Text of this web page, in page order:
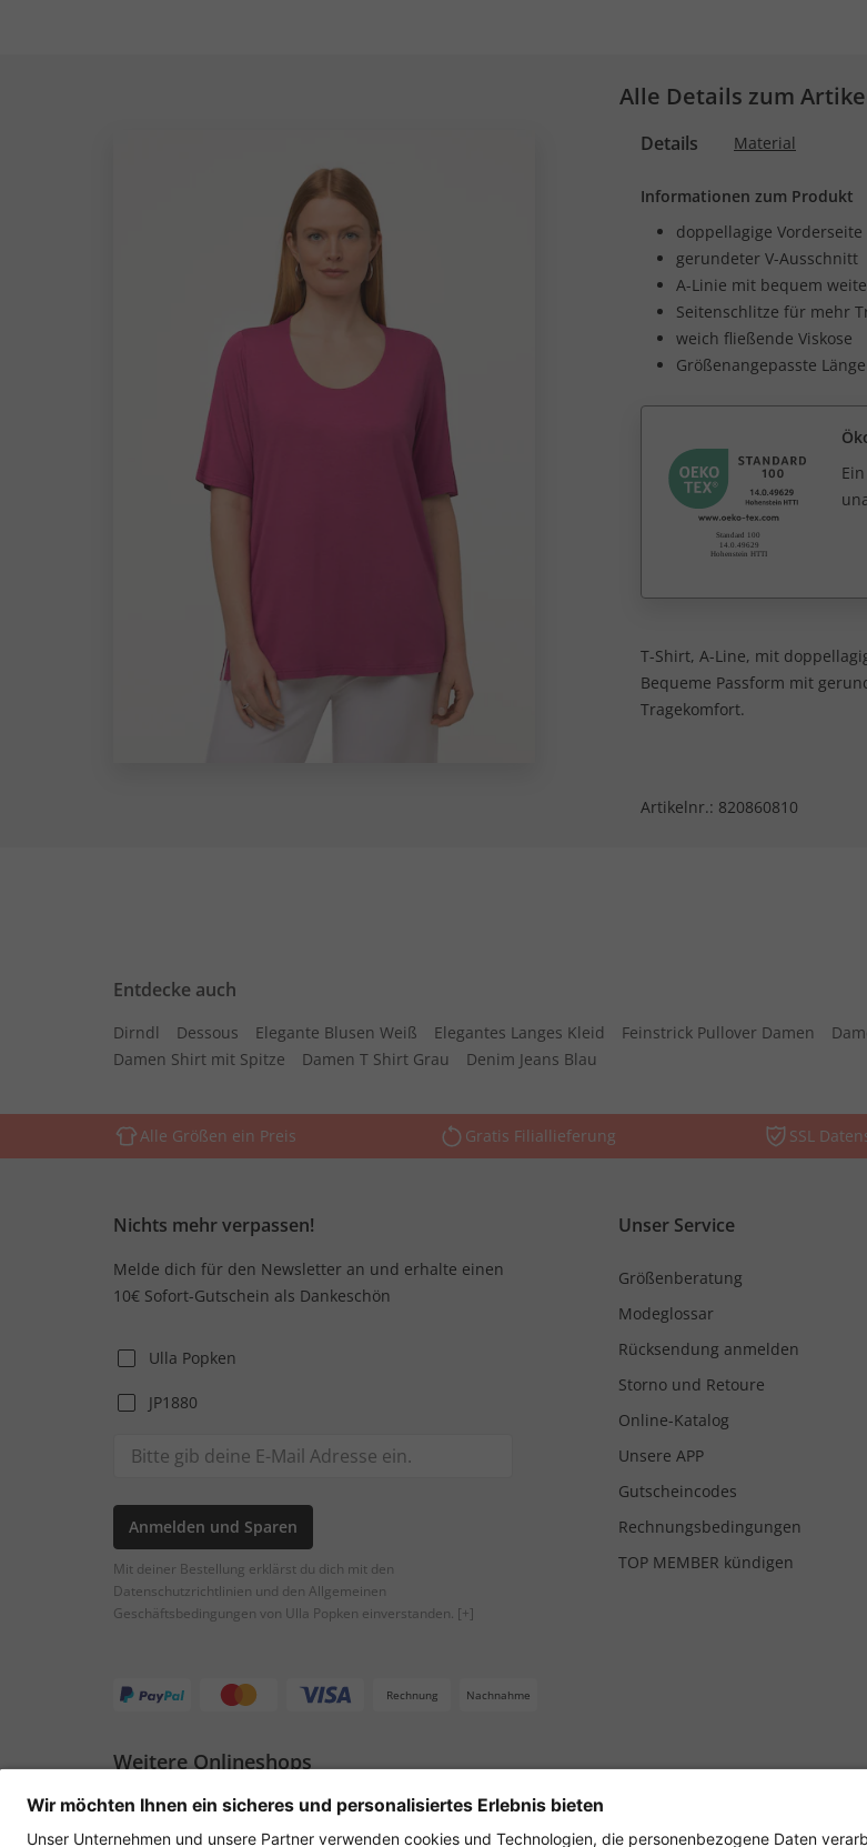
Alle Details zum
Details Material
Informationen zum Produkt
doppellagige
gerundeter V-Ausschnitt
A-Linie mit bequem
Seitenschlitze für mehr
weich fließende Viskose
Größenangepasste
T-Shirt, A-Line, mit
Bequeme Passform mit
Tragekomfort.
Artikelnr.: 820860810
Entdecke auch
Dirndl Dessous Elegante Blusen Weiß Elegantes Langes Kleid Feinstrick Pullover Damen
Damen Shirt mit Spitze
Damen T Shirt Grau Denim Jeans Blau
Alle Größen ein Preis Gratis Filiallieferung SSL
Nichts mehr verpassen!
Melde dich für den Newsletter an und erhalte einen
10€ Sofort-Gutschein als Dankeschön
Ulla Popken
JP1880
Anmelden und Sparen
Mit deiner Bestellung erklärst du dich mit den
Datenschutzrichtlinien und den Allgemeinen
Geschäftsbedingungen von Ulla Popken einverstanden. [+]
Unser Service
Größenberatung
Modeglossar
Rücksendung anmelden
Storno und Retoure
Online-Katalog
Unsere APP
Gutscheincodes
Rechnungsbedingungen
TOP MEMBER kündigen
Rechnung Nachnahme
Weitere Onlineshops
Österreich